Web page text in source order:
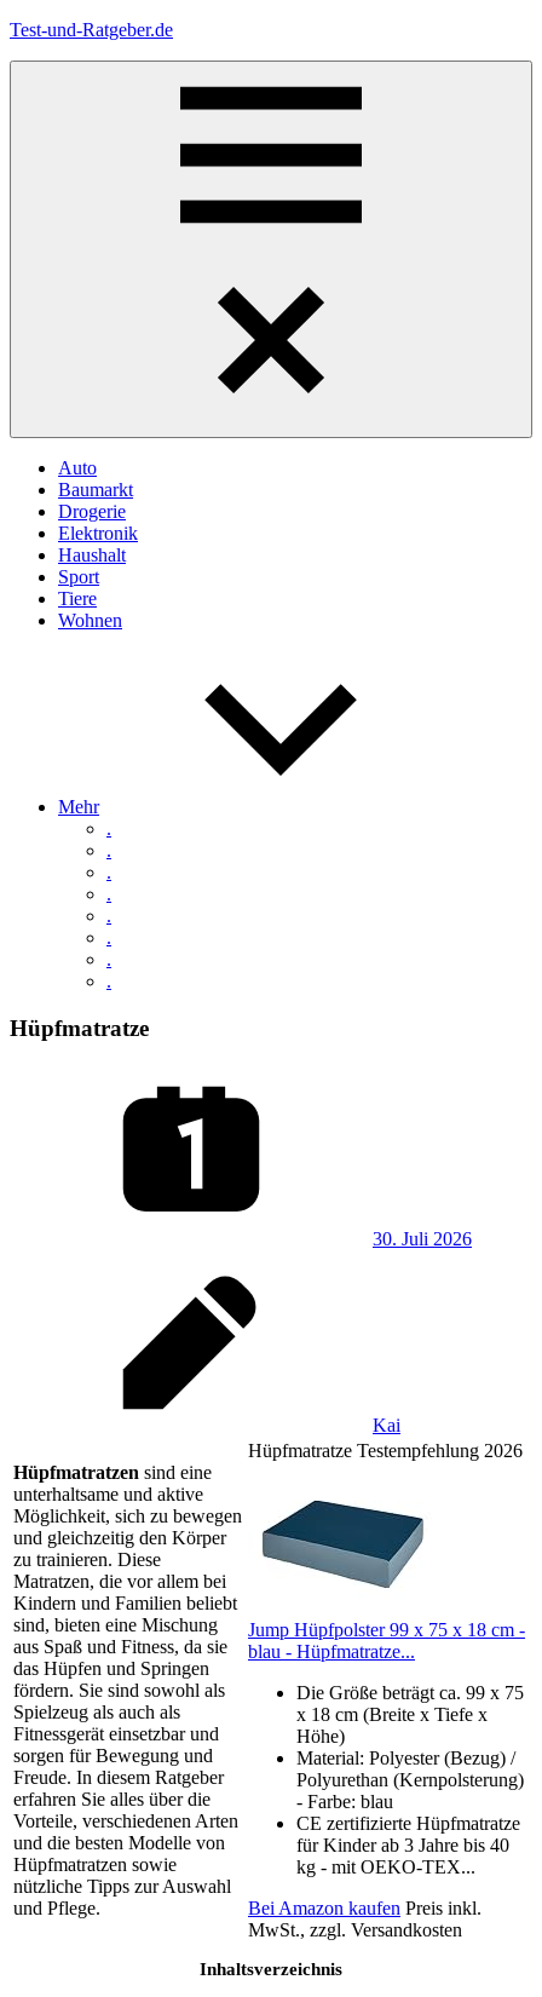
Zum
Test-und-Ratgeber.de
Auto
Baumarkt
Drogerie
Elektronik
Haushalt
Sport
Tiere
Wohnen
Mehr
.
.
.
.
.
.
.
.
Hüpfmatratze
30. Juli 2026
Kai
Hüpfmatratzen sind eine
unterhaltsame und aktive
Möglichkeit, sich zu bewegen
und gleichzeitig den Körper
zu trainieren. Diese
Matratzen, die vor allem bei
Kindern und Familien beliebt
sind, bieten eine Mischung
aus Spaß und Fitness, da sie
das Hüpfen und Springen
fördern. Sie sind sowohl als
Spielzeug als auch als
Fitnessgerät einsetzbar und
sorgen für Bewegung und
Freude. In diesem Ratgeber
erfahren Sie alles über die
Vorteile, verschiedenen Arten
und die besten Modelle von
Hüpfmatratzen sowie
nützliche Tipps zur Auswahl
und Pflege.
Hüpfmatratze Testempfehlung 2026
Jump Hüpfpolster 99 x 75 x 18 cm -
blau - Hüpfmatratze...
Die Größe beträgt ca. 99 x 75
x 18 cm (Breite x Tiefe x
Höhe)
Material: Polyester (Bezug) /
Polyurethan (Kernpolsterung)
- Farbe: blau
CE zertifizierte Hüpfmatratze
für Kinder ab 3 Jahre bis 40
kg - mit OEKO-TEX...
Bei Amazon kaufen Preis inkl.
MwSt., zzgl. Versandkosten
Inhaltsverzeichnis